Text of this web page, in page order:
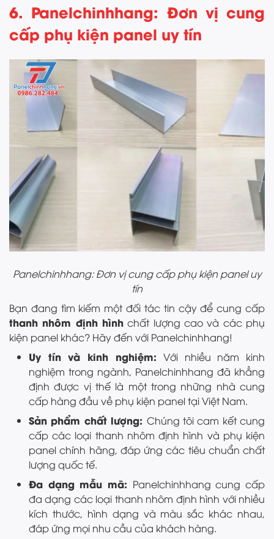
6. Panelchinhhang: Đơn vị cung
cấp phụ kiện panel uy tín
Panelchinhhang: Đơn vị cung cấp phụ kiện panel uy
tín
Bạn đang tìm kiếm một đối tác tin cậy để cung cấp
thanh nhôm định hình chất lượng cao và các phụ
kiện panel khác? Hãy đến với Panelchinhhang!
Uy tín và kinh nghiệm:Với nhiều năm kinh
nghiệm trong ngành, Panelchinhhang đã khẳng
định được vị thế là một trong những nhà cung
cấp hàng đầu về phụ kiện panel tại Việt Nam.
Sản phẩm chất lượng: Chúng tôi cam kết cung
cấp các loại thanh nhôm định hình và phụ kiện
panel chính hãng, đáp ứng các tiêu chuẩn chất
lượng quốc tế.
Đa dạng mẫu mã: Panelchinhhang cung cấp
đa dạng các loại thanh nhôm định hình với nhiều
kích thước, hình dạng và màu sắc khác nhau,
đáp ứng mọi nhu cầu của khách hàng.